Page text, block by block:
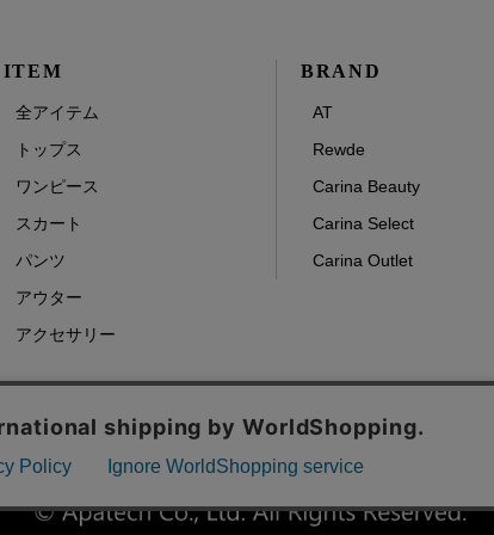
ITEM
全アイテム
トップス
ワンピース
スカート
パンツ
アウター
アクセサリー
BRAND
AT
Rewde
Carina Beauty
Carina Select
Carina Outlet